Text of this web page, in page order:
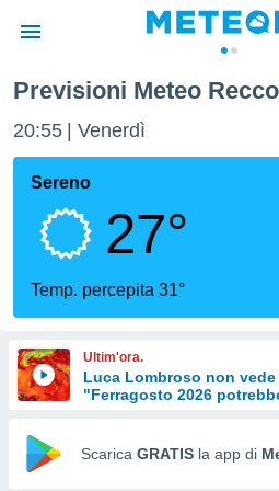
di
per
le
di
Web
Previsioni Meteo Recco
20:55 Venerdì
Sereno
27°
Temp. percepita 31°
Ultim'ora.
Luca Lombroso non
"Ferragosto 2026
Scarica GRATIS la app di